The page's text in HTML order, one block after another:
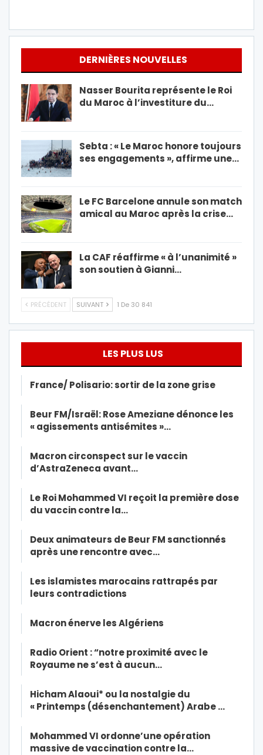
DERNIÈRES NOUVELLES
Nasser Bourita représente le Roi
du Maroc à l’investiture du…
Sebta : « Le Maroc honore toujours
ses engagements », affirme une…
Le FC Barcelone annule son match
amical au Maroc après la crise…
La CAF réaffirme « à l’unanimité »
son soutien à Gianni…
PRÉCÉDENT SUIVANT 1 De 30 841
LES PLUS LUS
France/ Polisario: sortir de la zone grise
Beur FM/Israël: Rose Ameziane dénonce les
« agissements antisémites »…
Macron circonspect sur le vaccin
d’AstraZeneca avant…
Le Roi Mohammed VI reçoit la première dose
du vaccin contre la…
Deux animateurs de Beur FM sanctionnés
après une rencontre avec…
Les islamistes marocains rattrapés par
leurs contradictions
Macron énerve les Algériens
Radio Orient : “notre proximité avec le
Royaume ne s’est à aucun…
Hicham Alaoui* ou la nostalgie du
« Printemps (désenchantement) Arabe …
Mohammed VI ordonne’une opération
massive de vaccination contre la…